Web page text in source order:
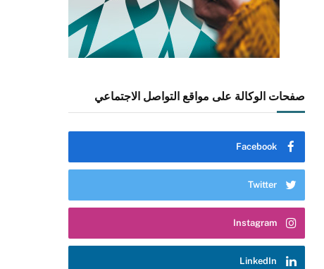
صفحات الوكالة على مواقع التواصل الاجتماعي
Facebook
Twitter
Instagram
LinkedIn